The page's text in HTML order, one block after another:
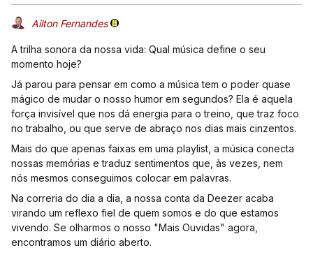
Ailton Fernandes
A trilha sonora da nossa vida: Qual música define o seu
momento hoje?
Já parou para pensar em como a música tem o poder quase
mágico de mudar o nosso humor em segundos? Ela é aquela
força invisível que nos dá energia para o treino, que traz foco
no trabalho, ou que serve de abraço nos dias mais cinzentos.
Mais do que apenas faixas em uma playlist, a música conecta
nossas memórias e traduz sentimentos que, às vezes, nem
nós mesmos conseguimos colocar em palavras.
Na correria do dia a dia, a nossa conta da Deezer acaba
virando um reflexo fiel de quem somos e do que estamos
vivendo. Se olharmos o nosso "Mais Ouvidas" agora,
encontramos um diário aberto.